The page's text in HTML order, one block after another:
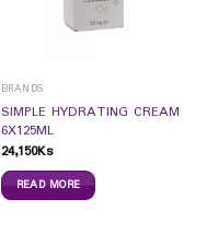
BRANDS
SIMPLE HYDRATING CREAM
6X125ML
24,150Ks
READ MORE